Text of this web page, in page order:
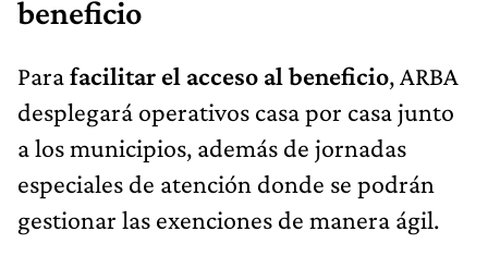
beneficio
Parafacilitar el acceso al beneficio, ARBA
desplegará operativos casa por casa junto
a los municipios, además de jornadas
especiales de atención donde se podrán
gestionar las exenciones de manera ágil.